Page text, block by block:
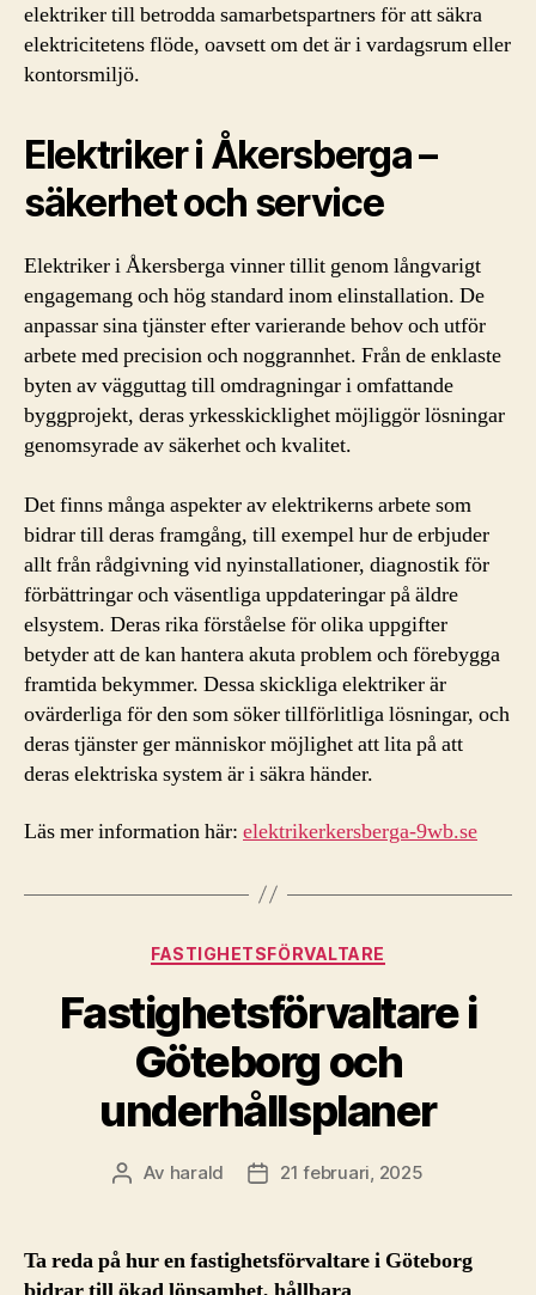
elektriker till betrodda samarbetspartners för att säkra
elektricitetens flöde, oavsett om det är i vardagsrum eller
kontorsmiljö.
Elektriker i Åkersberga –
säkerhet och service
Elektriker i Åkersberga vinner tillit genom långvarigt
engagemang och hög standard inom elinstallation. De
anpassar sina tjänster efter varierande behov och utför
arbete med precision och noggrannhet. Från de enklaste
byten av vägguttag till omdragningar i omfattande
byggprojekt, deras yrkesskicklighet möjliggör lösningar
genomsyrade av säkerhet och kvalitet.
Det finns många aspekter av elektrikerns arbete som
bidrar till deras framgång, till exempel hur de erbjuder
allt från rådgivning vid nyinstallationer, diagnostik för
förbättringar och väsentliga uppdateringar på äldre
elsystem. Deras rika förståelse för olika uppgifter
betyder att de kan hantera akuta problem och förebygga
framtida bekymmer. Dessa skickliga elektriker är
ovärderliga för den som söker tillförlitliga lösningar, och
deras tjänster ger människor möjlighet att lita på att
deras elektriska system är i säkra händer.
Läs mer information här: elektrikerkersberga-9wb.se
Kategorier
FASTIGHETSFÖRVALTARE
Fastighetsförvaltare i
Göteborg och
underhållsplaner
Inläggsförfattare
Av harald Inläggsdatum
21 februari, 2025
Ta reda på hur en fastighetsförvaltare i Göteborg